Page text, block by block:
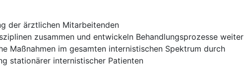
der ärztlichen Mitarbeitenden
zusammen und entwickeln Behandlungsprozesse weiter
Maßnahmen im gesamten internistischen Spektrum durch
stationärer internistischer Patienten